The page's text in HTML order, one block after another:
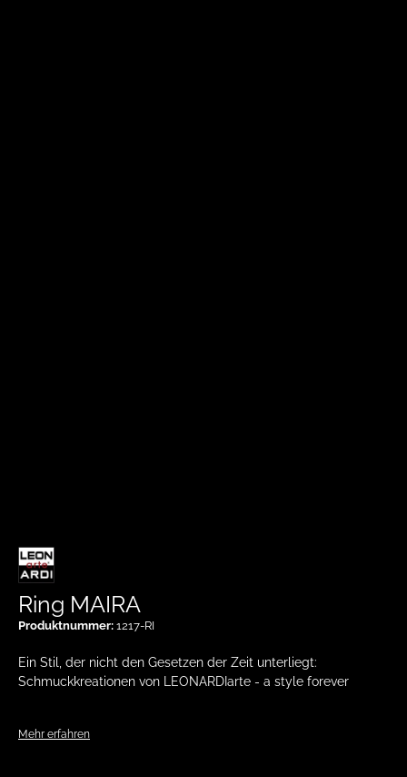
Ein Stil, der nicht den Gesetzen der Zeit unterliegt:
Schmuckkreationen von LEONARDIarte - a style forever
Mehr erfahren
Ring MAIRA
Produktnummer: 1217-RI